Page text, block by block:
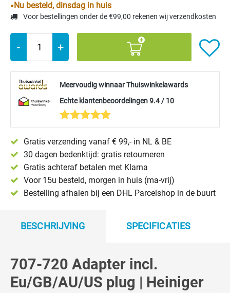
Nu besteld, dinsdag in huis
Voor bestellingen onder de €99,00 rekenen wij verzendkosten
- +
Meervoudig winnaar Thuiswinkelawards
Echte klantenbeoordelingen 9.4 / 10
Gratis verzending vanaf € 99,- in NL & BE
30 dagen bedenktijd: gratis retourneren
Gratis achteraf betalen met Klarna
Voor 15u besteld, morgen in huis (ma-vrij)
Bestelling afhalen bij een DHL Parcelshop in de buurt
BESCHRIJVING SPECIFICATIES
707-720 Adapter incl.
Eu/GB/AU/US plug | Heiniger